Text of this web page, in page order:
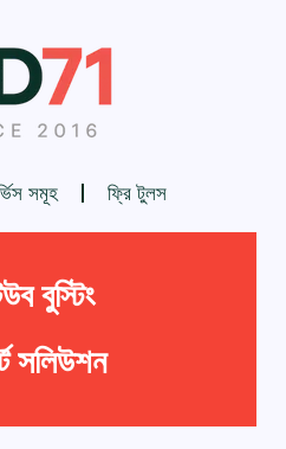
সমূহ ফ্রি টুলস
বুস্টিং
সলিউশন